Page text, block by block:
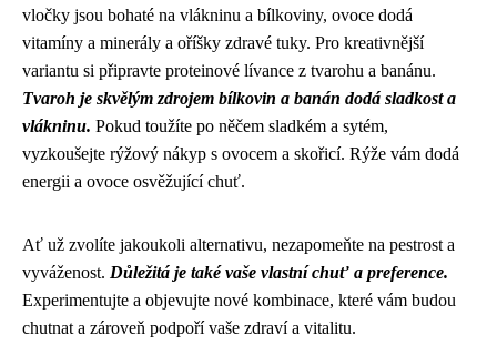
vločky jsou bohaté na vlákninu a bílkoviny, ovoce dodá
vitamíny a minerály a oříšky zdravé tuky. Pro kreativnější
variantu si připravte proteinové lívance z tvarohu a banánu.
Tvaroh je skvělým zdrojem bílkovin a banán dodá sladkost a
vlákninu. Pokud toužíte po něčem sladkém a sytém,
vyzkoušejte rýžový nákyp s ovocem a skořicí. Rýže vám dodá
energii a ovoce osvěžující chuť.
Ať už zvolíte jakoukoli alternativu, nezapomeňte na pestrost a
vyváženost. Důležitá je také vaše vlastní chuť a preference.
Experimentujte a objevujte nové kombinace, které vám budou
chutnat a zároveň podpoří vaše zdraví a vitalitu.